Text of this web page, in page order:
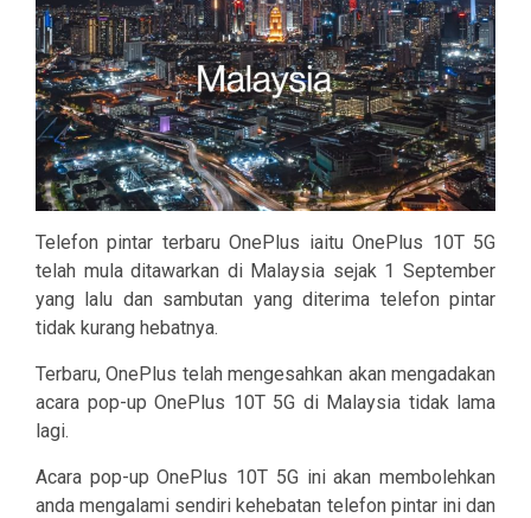
Telefon pintar terbaru OnePlus iaitu OnePlus 10T 5G
telah mula ditawarkan di Malaysia sejak 1 September
yang lalu dan sambutan yang diterima telefon pintar
tidak kurang hebatnya.
Terbaru, OnePlus telah mengesahkan akan mengadakan
acara pop-up OnePlus 10T 5G di Malaysia tidak lama
lagi.
Acara pop-up OnePlus 10T 5G ini akan membolehkan
anda mengalami sendiri kehebatan telefon pintar ini dan